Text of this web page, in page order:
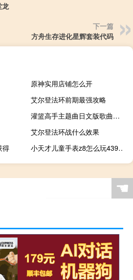
龙
下一篇
方舟生存进化星辉套装代码
原神实用店铺怎么开
艾尔登法环前期最强攻略
灌篮高手主题曲日文版歌曲（灌篮高手主题曲日文）
艾尔登法环战什么效果
得
小天才儿童手表z8怎么玩4399小游戏
☚